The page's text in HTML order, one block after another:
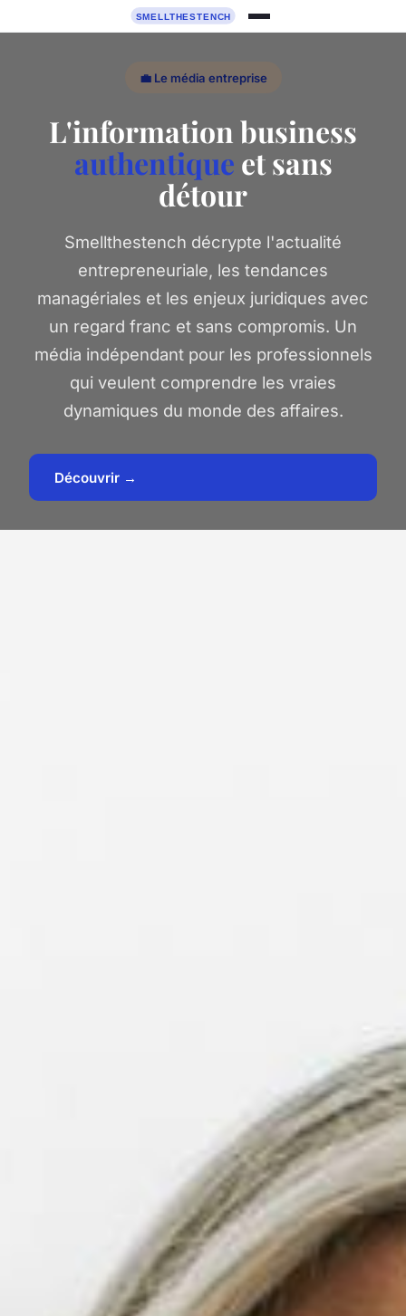
💼 Le média entreprise
L'information business
authentique et sans
détour
Smellthestench décrypte l'actualité
entrepreneuriale, les tendances
managériales et les enjeux juridiques avec
un regard franc et sans compromis. Un
média indépendant pour les professionnels
qui veulent comprendre les vraies
dynamiques du monde des affaires.
Découvrir →